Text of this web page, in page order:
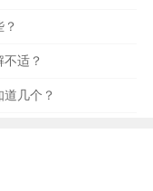
适？
几个？